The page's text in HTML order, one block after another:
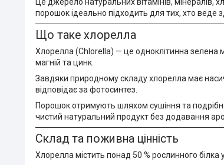
Це джерело натуральних вітамінів, мінералів,
порошок ідеально підходить для тих, хто веде
Що таке хлорелла
Хлорелла (Chlorella) — це одноклітинна зелена
магній та цинк.
Завдяки природному складу хлорелла має
відповідає за фотосинтез.
Порошок отримують шляхом сушіння та
чистий натуральний продукт без додавання
Склад та поживна цінність
Хлорелла містить понад 50 % рослинного